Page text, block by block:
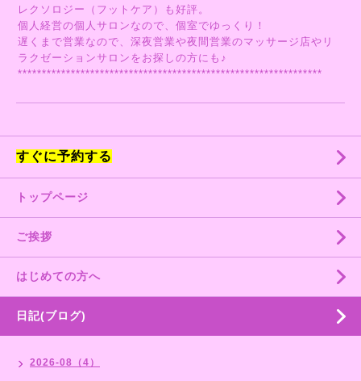
レクソロジー（フットケア）も好評。
個人経営の個人サロンなので、個室でゆっくり！
遅くまで営業なので、深夜営業や夜間営業のマッサージ店やリ
ラクゼーションサロンをお探しの方にも♪
***************************************************************
すぐに予約する
トップページ
ご挨拶
はじめての方へ
日記(ブログ)
2026-08（4）